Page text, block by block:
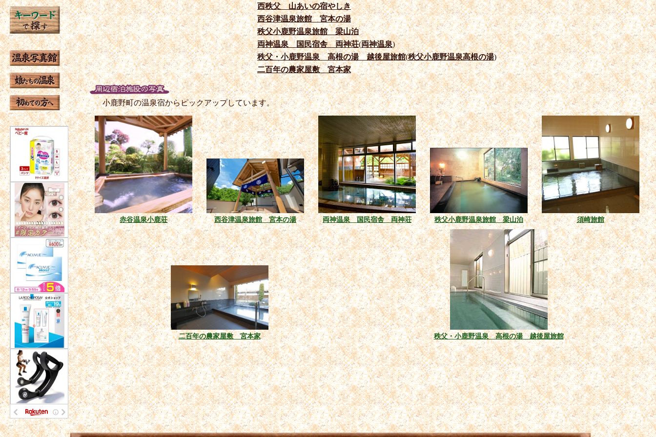
西秩父 山あいの宿やしき
西谷津温泉旅館 宮本の湯
秩父小鹿野温泉旅館 梁山泊
両神温泉 国民宿舎 両神荘(両神温泉)
秩父・小鹿野温泉 高根の湯 越後屋旅館(秩父小鹿野温泉高根の湯)
二百年の農家屋敷 宮本家
小鹿野町の温泉宿からピックアップしています。
赤谷温泉小鹿荘 西谷津温泉旅館 宮本の湯 両神温泉 国民宿舎 両神荘 秩父小鹿野温泉旅館 梁山泊 須崎旅館
二百年の農家屋敷 宮本家 秩父・小鹿野温泉 高根の湯 越後屋旅館